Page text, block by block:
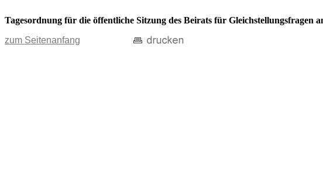
Tagesordnung für die öffentliche Sitzung des Beirats für
zum Seitenanfang